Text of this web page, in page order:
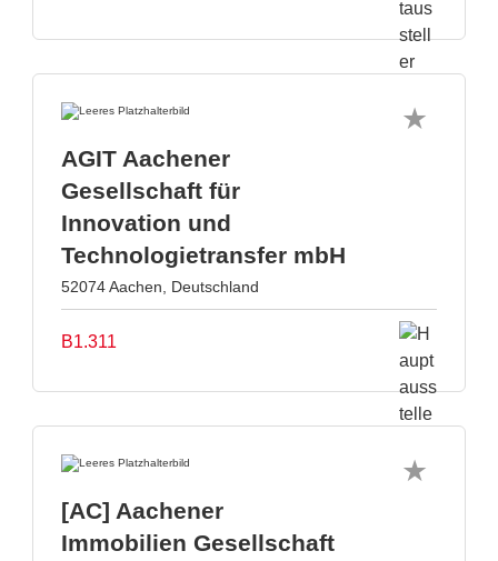
AGIT Aachener
Gesellschaft für
Innovation und
Technologietransfer mbH
52074 Aachen, Deutschland
B1.311
[AC] Aachener
Immobilien Gesellschaft